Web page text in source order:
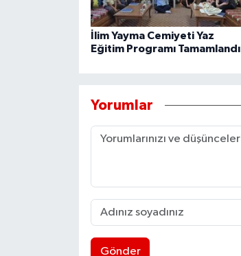
İlim Yayma Cemiyeti Yaz
Eğitim Programı Tamamlandı
Yorumlar
Gönder